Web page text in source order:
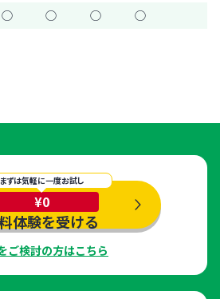
◯ ◯ ◯ ◯
まずは気軽に一度お試し
¥0
体験を受ける
ご検討の方はこちら